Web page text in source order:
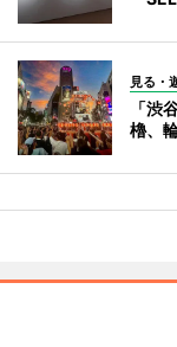
見る・
「渋
櫓、